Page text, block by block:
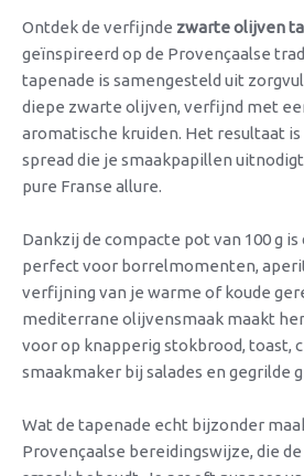
Ontdek de verfijnde zwarte olijven
geïnspireerd op de Provençaalse
tapenade is samengesteld uit
diepe zwarte olijven, verfijnd met
aromatische kruiden. Het resultaat
spread die je smaakpapillen
pure Franse allure.
Dankzij de compacte pot van 100 g
perfect voor borrelmomenten,
verfijning van je warme of koude
mediterrane olijvensmaak maakt
voor op knapperig stokbrood, toast,
smaakmaker bij salades en gegrilde
Wat de tapenade echt bijzonder
Provençaalse bereidingswijze, die